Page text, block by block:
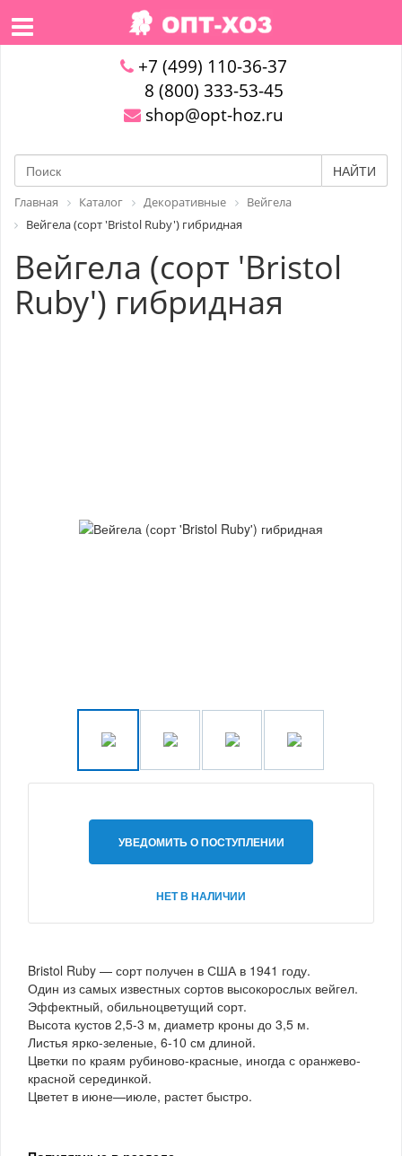
+7 (499) 110-36-37
8 (800) 333-53-45
shop@opt-hoz.ru
НАЙТИ
Главная Каталог Декоративные
Вейгела
Вейгела (сорт 'Bristol Ruby') гибридная
Вейгела (сорт 'Bristol
Ruby') гибридная
УВЕДОМИТЬ О ПОСТУПЛЕНИИ
НЕТ В НАЛИЧИИ
Bristol Ruby — сорт получен в США в 1941 году.
Один из самых известных сортов высокорослых вейгел.
Эффектный, обильноцветущий сорт.
Высота кустов 2,5-3 м, диаметр кроны до 3,5 м.
Листья ярко-зеленые, 6-10 см длиной.
Цветки по краям рубиново-красные, иногда с оранжево-
красной серединкой.
Цветет в июне—июле, растет быстро.